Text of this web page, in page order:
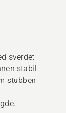
sverdet
stabil
stubben